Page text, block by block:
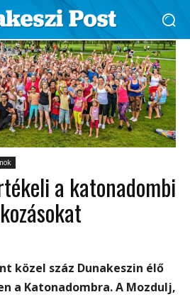
a katonadombi
közel száz Dunakeszin élő
a Katonadombra. A Mozdulj,